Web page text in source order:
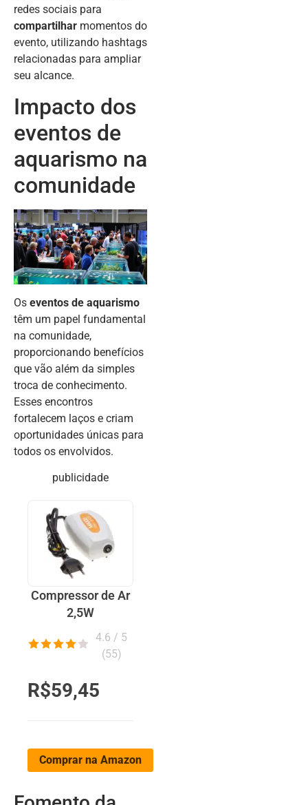
redes sociais para
compartilhar momentos do
evento, utilizando hashtags
relacionadas para ampliar
seu alcance.
Impacto dos
eventos de
aquarismo na
comunidade
Os eventos de aquarismo
têm um papel fundamental
na comunidade,
proporcionando benefícios
que vão além da simples
troca de conhecimento.
Esses encontros
fortalecem laços e criam
oportunidades únicas para
todos os envolvidos.
publicidade
Compressor de Ar
2,5W
4.6 / 5
(55)
R$59,45
Comprar na Amazon